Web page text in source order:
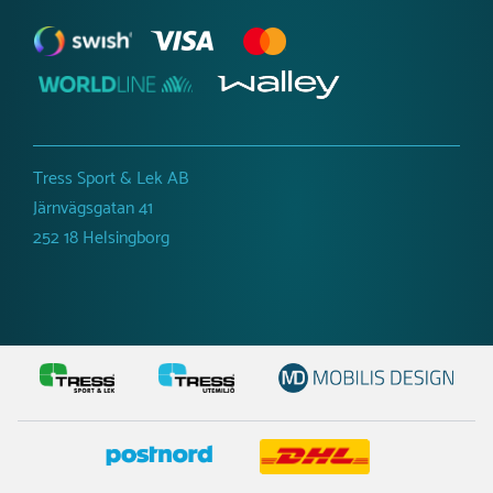
Tress Sport & Lek AB
Järnvägsgatan 41
252 18 Helsingborg